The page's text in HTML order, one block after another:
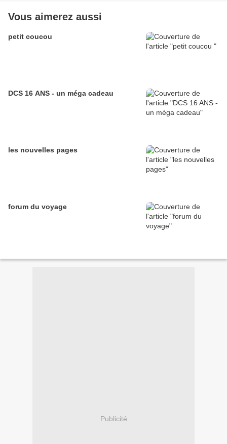
Vous aimerez aussi
petit coucou
DCS 16 ANS - un méga cadeau
les nouvelles pages
forum du voyage
Publicité